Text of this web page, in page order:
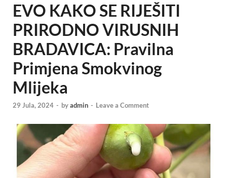
EVO KAKO SE RIJEŠITI
PRIRODNO VIRUSNIH
BRADAVICA: Pravilna
Primjena Smokvinog
Mlijeka
29 Jula, 2024 - byadmin - Leave a Comment